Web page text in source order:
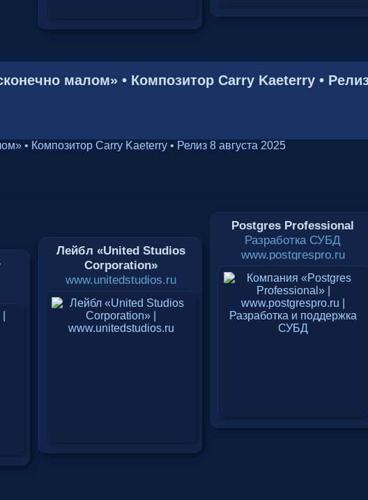
малом» • Композитор Carry Kaeterry • Релиз
Лейбл «United Studios
Corporation»
www.unitedstudios.ru
Postgres Professional
Разработка СУБД
www.postgrespro.ru